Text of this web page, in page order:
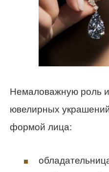
Немаловажную роль
ювелирных
формой лица: